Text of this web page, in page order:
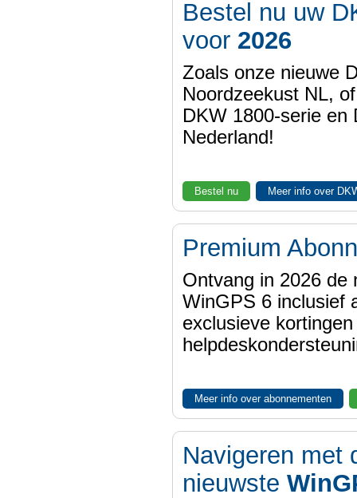
Bestel nu uw
voor 2026
Zoals onze nieuwe
Noordzeekust NL,
DKW 1800-serie en
Nederland!
Bestel nu Meer info over
Premium
Ontvang in 2026 de
WinGPS 6 inclusief
exclusieve
Meer info over abonnementen
Navigeren met
nieuwste